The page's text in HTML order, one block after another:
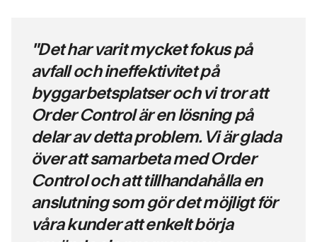
"Det har varit mycket fokus på
avfall och ineffektivitet på
byggarbetsplatser och vi tror att
Order Control är en lösning på
delar av detta problem. Vi är glada
över att samarbeta med Order
Control och att tillhandahålla en
anslutning som gör det möjligt för
våra kunder att enkelt börja